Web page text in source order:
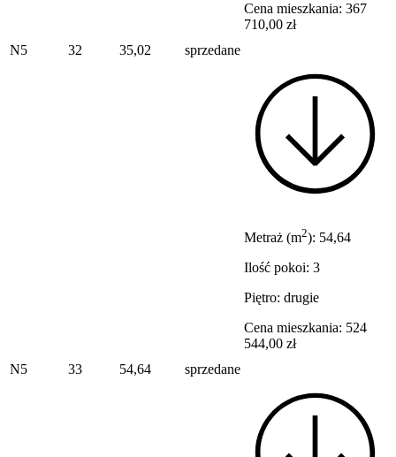
N5 32 35,02 sprzedane
Cena mieszkania: 367
710,00 zł
N5 33 54,64 sprzedane
Metraż (m2): 54,64
Ilość pokoi: 3
Piętro: drugie
Cena mieszkania: 524
544,00 zł